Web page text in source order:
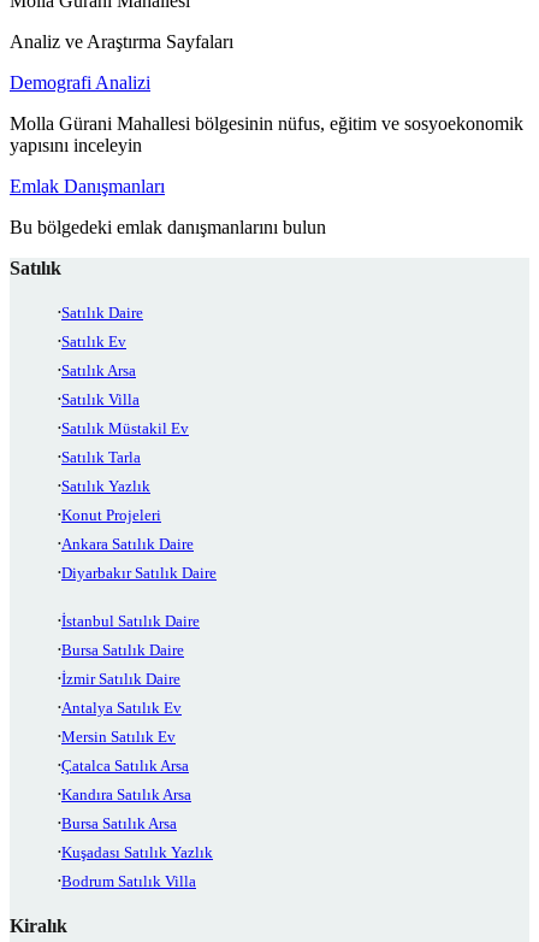
Analiz ve Araştırma Sayfaları
Demografi Analizi
Molla Gürani Mahallesi bölgesinin nüfus, eğitim ve sosyoekonomik
yapısını inceleyin
Emlak Danışmanları
Bu bölgedeki emlak danışmanlarını bulun
Satılık
Satılık Daire
Satılık Ev
Satılık Arsa
Satılık Villa
Satılık Müstakil Ev
Satılık Tarla
Satılık Yazlık
Konut Projeleri
Ankara Satılık Daire
Diyarbakır Satılık Daire
İstanbul Satılık Daire
Bursa Satılık Daire
İzmir Satılık Daire
Antalya Satılık Ev
Mersin Satılık Ev
Çatalca Satılık Arsa
Kandıra Satılık Arsa
Bursa Satılık Arsa
Kuşadası Satılık Yazlık
Bodrum Satılık Villa
Kiralık